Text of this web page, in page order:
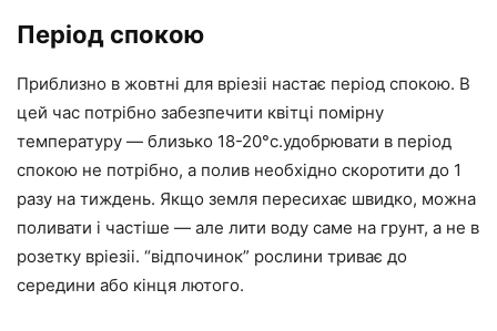
Період спокою
Приблизно в жовтні для вріезіі настає період спокою. В
цей час потрібно забезпечити квітці помірну
температуру — близько 18-20°с.удобрювати в період
спокою не потрібно, а полив необхідно скоротити до 1
разу на тиждень. Якщо земля пересихає швидко, можна
поливати і частіше — але лити воду саме на грунт, а не в
розетку вріезіі. “відпочинок” рослини триває до
середини або кінця лютого.